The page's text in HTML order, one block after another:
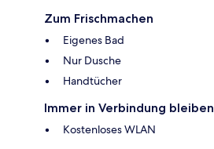
Zum Frischmachen
Eigenes Bad
Nur Dusche
Handtücher
Immer in Verbindung bleiben
Kostenloses WLAN